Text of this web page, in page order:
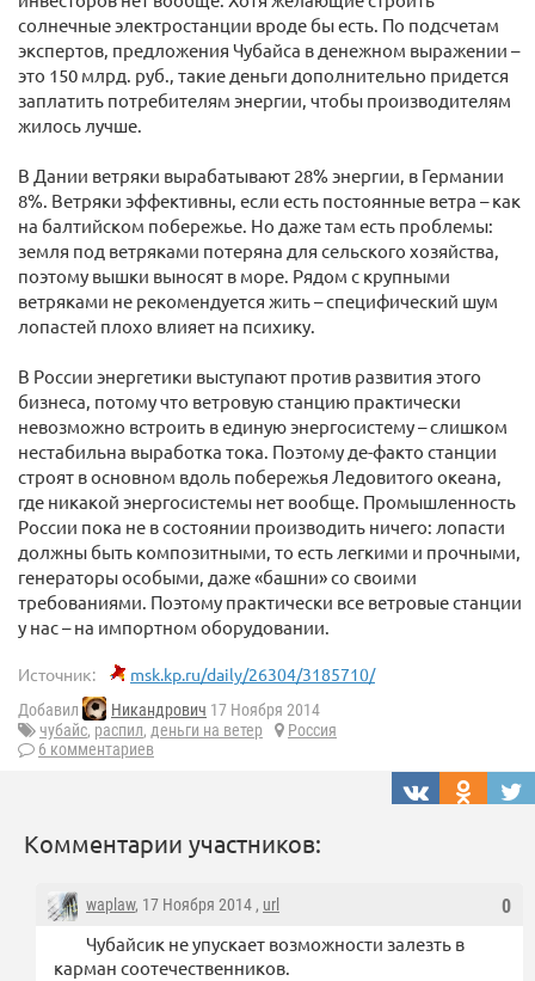
солнечные электростанции вроде бы есть. По подсчетам
экспертов, предложения Чубайса в денежном выражении –
это 150 млрд. руб., такие деньги дополнительно придется
заплатить потребителям энергии, чтобы производителям
жилось лучше.
В Дании ветряки вырабатывают 28% энергии, в Германии
8%. Ветряки эффективны, если есть постоянные ветра – как
на балтийском побережье. Но даже там есть проблемы:
земля под ветряками потеряна для сельского хозяйства,
поэтому вышки выносят в море. Рядом с крупными
ветряками не рекомендуется жить – специфический шум
лопастей плохо влияет на психику.
В России энергетики выступают против развития этого
бизнеса, потому что ветровую станцию практически
невозможно встроить в единую энергосистему – слишком
нестабильна выработка тока. Поэтому де-факто станции
строят в основном вдоль побережья Ледовитого океана,
где никакой энергосистемы нет вообще. Промышленность
России пока не в состоянии производить ничего: лопасти
должны быть композитными, то есть легкими и прочными,
генераторы особыми, даже «башни» со своими
требованиями. Поэтому практически все ветровые станции
у нас – на импортном оборудовании.
Источник: msk.kp.ru/daily/26304/3185710/
Добавил Никандрович 17 Ноября 2014
чубайс, распил, деньги на ветер
Россия
6 комментариев
Комментарии участников:
0
waplaw, 17 Ноября 2014 , url
Чубайсик не упускает возможности залезть в
карман соотечественников.